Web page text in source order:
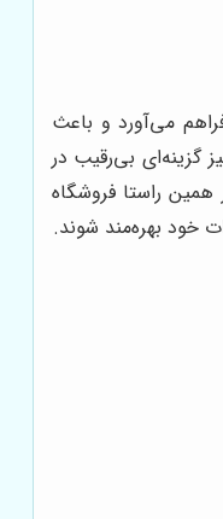
می‌آورد و باعث
گزینه‌ای بی‌رقیب در
راستا فروشگاه
خود بهره‌مند شوند.